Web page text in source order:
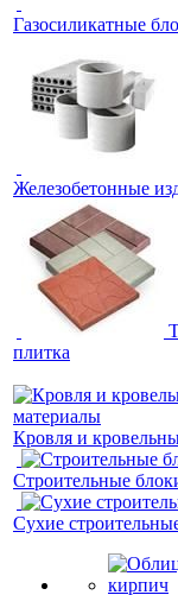
Газосиликатные
Железобетонные
плитка
Кровля и
Строительные
Сухие